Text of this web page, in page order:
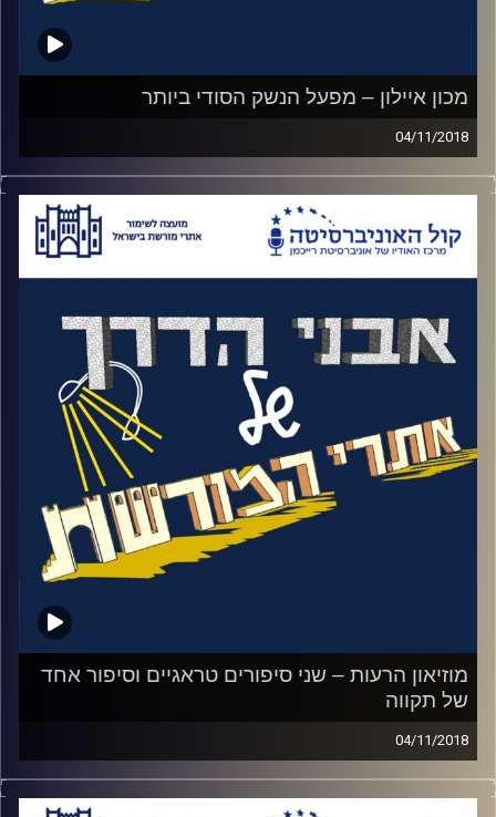
מכון איילון – מפעל הנשק הסודי ביותר
04/11/2018
אי אפשר לדבר על הניצחון הישראלי במלחמת
העצמאות מבלי לדבר על המפעל שסיפק 2.5
מיליון כדורים ללוחמים וללוחמות במהלך
הקרבות. כדי לארגן אופרציה שכזו בזמן
נדרשת יצירתיות יוצאת מגדר הרגיל. החומר
לייצור התרמילים נלקח מקופסאות שפתונים,
המכונות הגיעו ממפעל פולני שפשט את הרגל
וחיכו כמה שנים במחסן בלבנון. העובדים היו
נדרשים לשקר לבני משפחותיהם, להתחמק
מפגישות עימם ולהסוות את הדרך שלהם אל
המכון. הירידה הסודית למפעל מאתגרת יותר גם
מחדר הבריחה הקשה ביותר. האזינו לאורי
טולידאנו מראיין את רני אורן, מנהל מוזיאון מכון
קרדיט תמונות:
מוזיאון הרעות – שני סיפורים טראגיים וסיפור אחד
של תקווה
04/11/2018
ליד שמורת החולה, גבוה מעל הנוף. עומדת לה
בגאווה מצודת בטון ענקית. מצודת כ"ח. חודש